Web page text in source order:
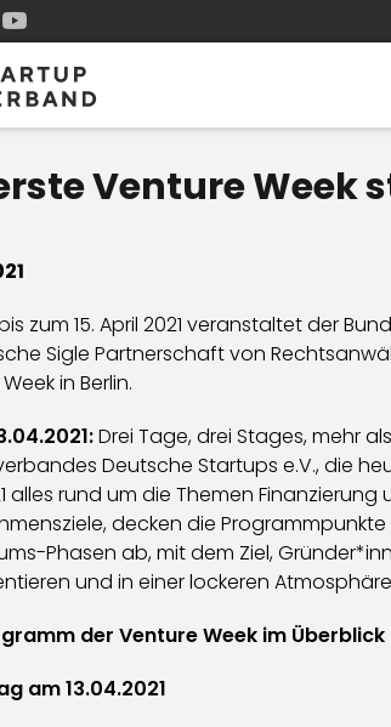
Venture
zum 15. April 2021 veranstaltet der
Sigle Partnerschaft von
in Berlin.
Drei Tage, drei Stages, mehr
Deutsche Startups e.V., die
alles rund um die Themen
decken die
Phasen ab, mit dem Ziel,
und in einer lockeren
der Venture Week im Überblick
am 13.04.2021